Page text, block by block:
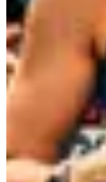
Samedi 17 février
Cœur de Running :
stratégique dans la
Samedi 23 mars
Nutrition,
dopantes.